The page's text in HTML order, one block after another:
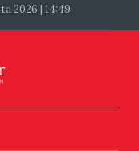
2026 | 14:49